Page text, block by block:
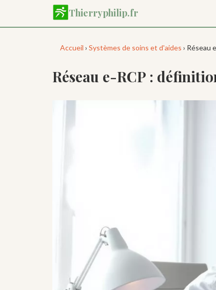
contenu
Thierryphilip.fr
Accueil › Systèmes de soins et d'aides › Réseau
Réseau e-RCP :